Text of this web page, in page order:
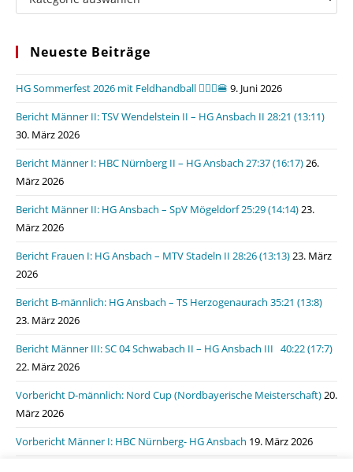
Neueste Beiträge
HG Sommerfest 2026 mit Feldhandball 🤾🏼‍♂️🍔 9. Juni 2026
Bericht Männer II: TSV Wendelstein II – HG Ansbach II 28:21 (13:11)
30. März 2026
Bericht Männer I: HBC Nürnberg II – HG Ansbach 27:37 (16:17)26.
März 2026
Bericht Männer II: HG Ansbach – SpV Mögeldorf 25:29 (14:14)23.
März 2026
Bericht Frauen I: HG Ansbach – MTV Stadeln II 28:26 (13:13)23. März
2026
Bericht B-männlich: HG Ansbach – TS Herzogenaurach 35:21 (13:8)
23. März 2026
Bericht Männer III: SC 04 Schwabach II – HG Ansbach III 40:22 (17:7)
22. März 2026
Vorbericht D-männlich: Nord Cup (Nordbayerische Meisterschaft)20.
März 2026
Vorbericht Männer I: HBC Nürnberg- HG Ansbach 19. März 2026